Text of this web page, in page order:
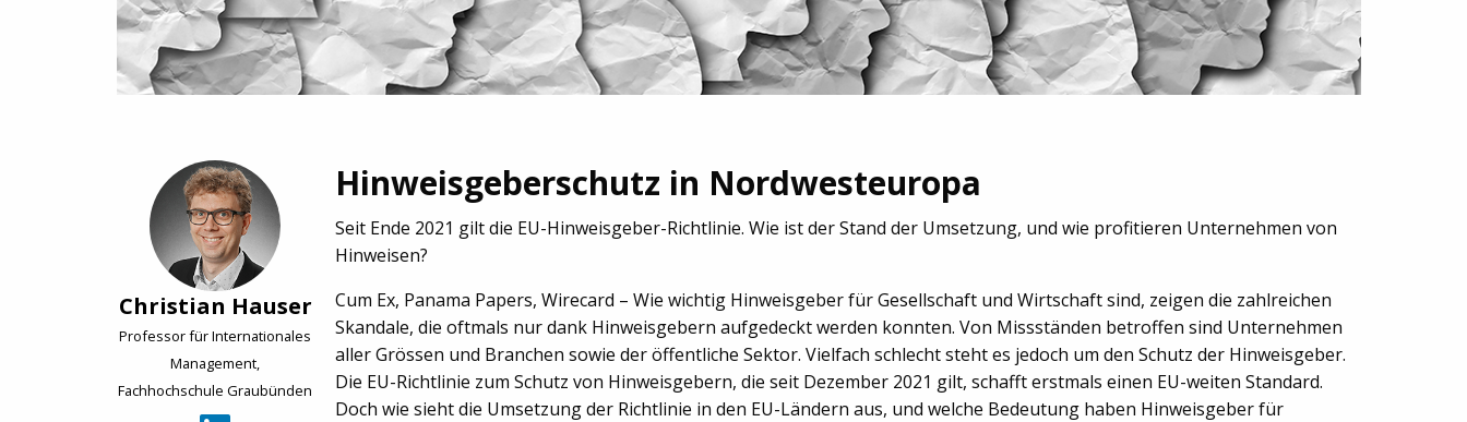
Christian Hauser
Professor für Internationales
Management,
Fachhochschule Graubünden
Hinweisgeberschutz in Nordwesteuropa
Seit Ende 2021 gilt die EU-Hinweisgeber-Richtlinie. Wie ist der Stand der Umsetzung, und wie profitieren Unternehmen von
Hinweisen?
Cum Ex, Panama Papers, Wirecard – Wie wichtig Hinweisgeber für Gesellschaft und Wirtschaft sind, zeigen die zahlreichen
Skandale, die oftmals nur dank Hinweisgebern aufgedeckt werden konnten. Von Missständen betroffen sind Unternehmen
aller Grössen und Branchen sowie der öffentliche Sektor. Vielfach schlecht steht es jedoch um den Schutz der Hinweisgeber.
Die EU-Richtlinie zum Schutz von Hinweisgebern, die seit Dezember 2021 gilt, schafft erstmals einen EU-weiten Standard.
Doch wie sieht die Umsetzung der Richtlinie in den EU-Ländern aus, und welche Bedeutung haben Hinweisgeber für